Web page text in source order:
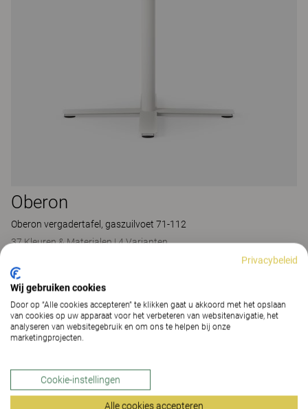
Oberon
Oberon vergadertafel, gaszuilvoet 71-112
37 Kleuren & Materialen|4 Varianten
Privacybeleid
Wij gebruiken cookies
Door op “Alle cookies accepteren” te klikken gaat u akkoord met het opslaan
van cookies op uw apparaat voor het verbeteren van websitenavigatie, het
analyseren van websitegebruik en om ons te helpen bij onze
marketingprojecten.
Cookie-instellingen
Alle cookies accepteren